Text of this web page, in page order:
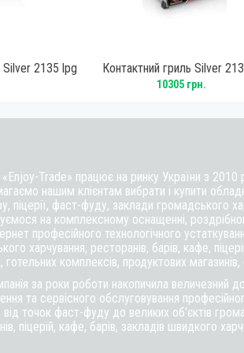
Silver 2135 lpg Контактний гриль Silver
10305 грн.
«Enjoy-Trade» працює на ринку України з
нашим клієнтам вибрати і купити
, піцерії, фаст-фуду, заклади громадського
на комплексному оснащенні,
професійного технологічного
харчування, ресторанів, барів, кафе,
готельних комплексів, продуктових
за роки роботи накопичила величезний
та сервісного обслуговування
від точок фаст-фуду до великих об'єктів
піцерій, кафе, барів, закладів швидкого